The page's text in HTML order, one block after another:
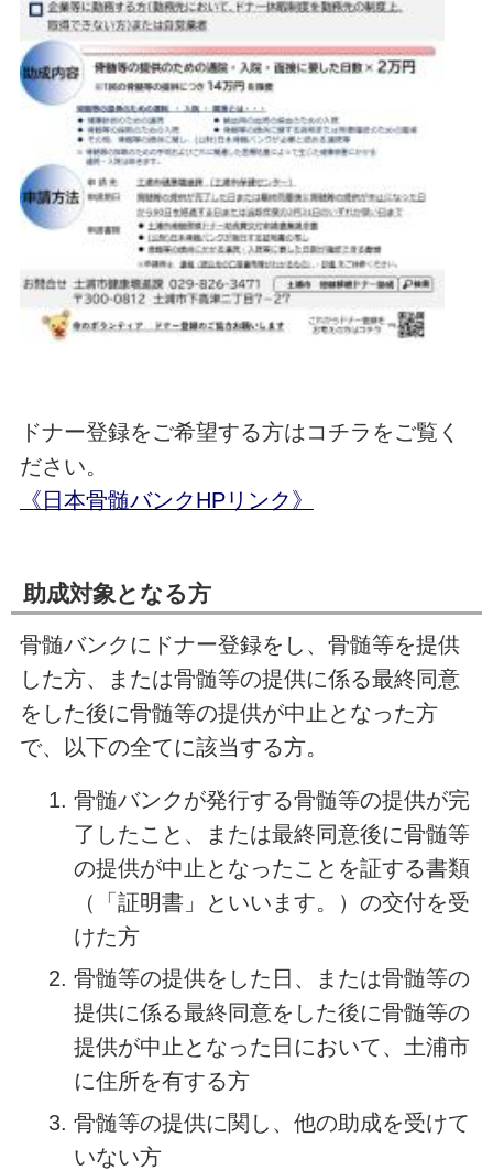
ドナー登録をご希望する方はコチラをご覧く
ださい。
《日本骨髄バンクHPリンク》
助成対象となる方
骨髄バンクにドナー登録をし、骨髄等を提供
した方、または骨髄等の提供に係る最終同意
をした後に骨髄等の提供が中止となった方
で、以下の全てに該当する方。
骨髄バンクが発行する骨髄等の提供が完
了したこと、または最終同意後に骨髄等
の提供が中止となったことを証する書類
（「証明書」といいます。）の交付を受
けた方
骨髄等の提供をした日、または骨髄等の
提供に係る最終同意をした後に骨髄等の
提供が中止となった日において、土浦市
に住所を有する方
骨髄等の提供に関し、他の助成を受けて
いない方